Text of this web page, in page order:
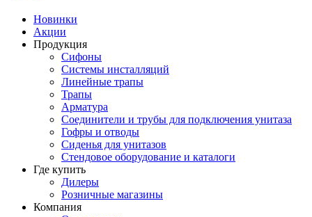
Новинки
Акции
Продукция
Сифоны
Системы инсталляций
Линейные трапы
Трапы
Арматура
Соединители и трубы для подключения унитаза
Гофры и отводы
Сиденья для унитазов
Стендовое оборудование и каталоги
Где купить
Дилеры
Розничные магазины
Компания